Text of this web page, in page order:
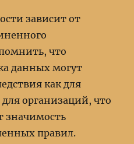
зависит от
что
данных могут
как для
организаций, что
значимость
правил.